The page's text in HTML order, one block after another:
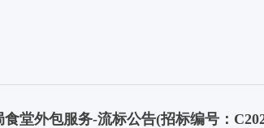
堂外包服务-流标公告(招标编号：